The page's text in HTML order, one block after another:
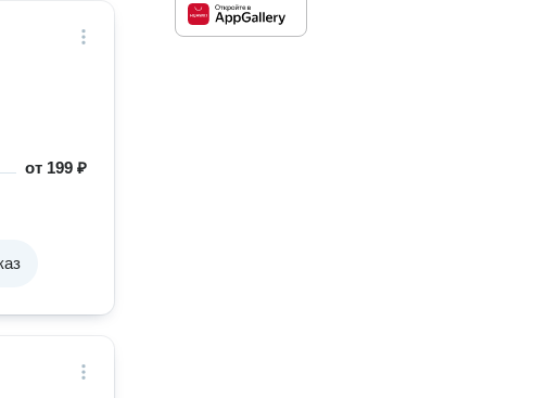
от 199 ₽